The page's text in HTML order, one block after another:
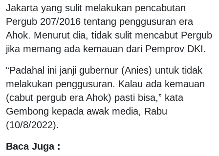
Jakarta yang sulit melakukan pencabutan
Pergub 207/2016 tentang penggusuran era
Ahok. Menurut dia, tidak sulit mencabut Pergub
jika memang ada kemauan dari Pemprov DKI.
“Padahal ini janji gubernur (Anies) untuk tidak
melakukan penggusuran. Kalau ada kemauan
(cabut pergub era Ahok) pasti bisa,” kata
Gembong kepada awak media, Rabu
(10/8/2022).
Baca Juga :